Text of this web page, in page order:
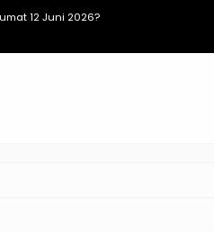
12 Juni 2026?